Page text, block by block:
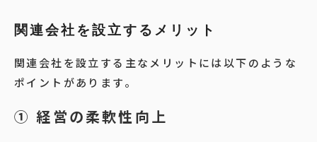
関連会社を設立するメリット
関連会社を設立する主なメリットには以下のような
ポイントがあります。
① 経営の柔軟性向上